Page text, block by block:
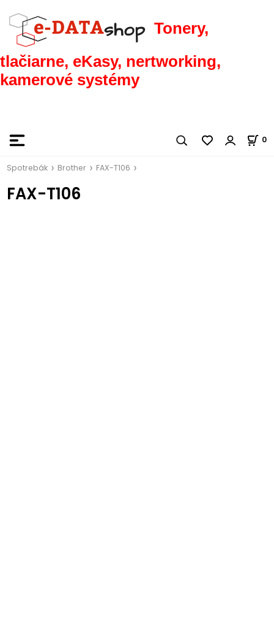
Tonery,
tlačiarne, eKasy, nertworking,
kamerové systémy
0
Spotrebák Brother FAX-T106
FAX-T106